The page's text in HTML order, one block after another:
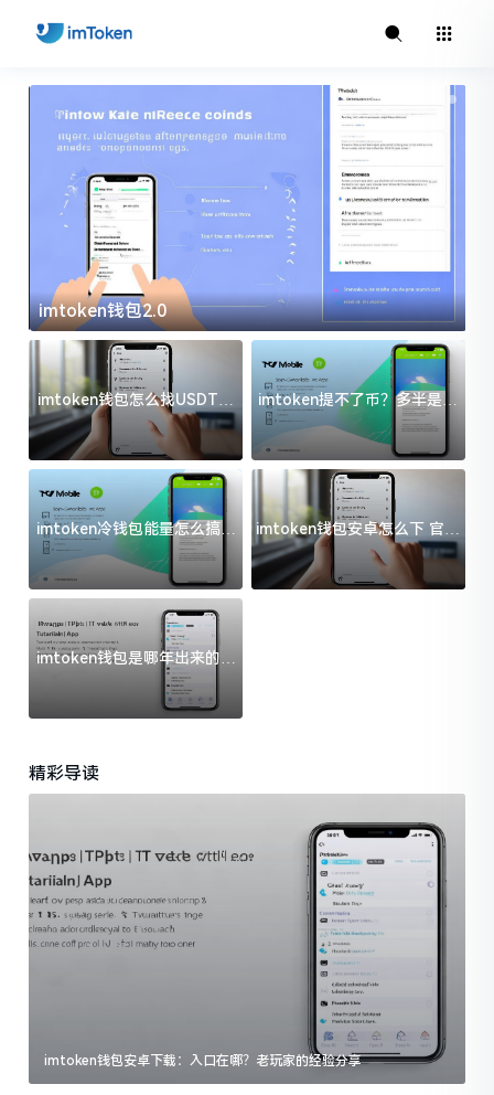
imtoken钱包2.0
imtoken钱包怎么找USDT地
址？三步搞定不踩坑
imtoken提不了币？多半是这
几件事没处理好
imtoken冷钱包能量怎么搞？
过来人告诉你门道
imtoken钱包安卓怎么下 官方
渠道避坑指南
imtoken钱包是哪年出来的？
一文给你说清楚
精彩导读
imtoken钱包安卓下载：入口在哪？老玩家的经验分享